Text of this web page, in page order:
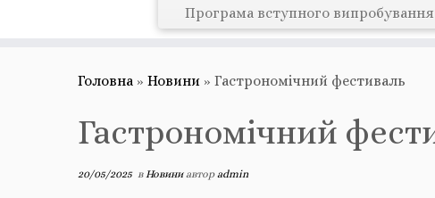
Програма вступного випробування
Головна » Новини » Гастрономічний фестиваль
Гастрономічний
20/05/2025вНовиниавторadmin